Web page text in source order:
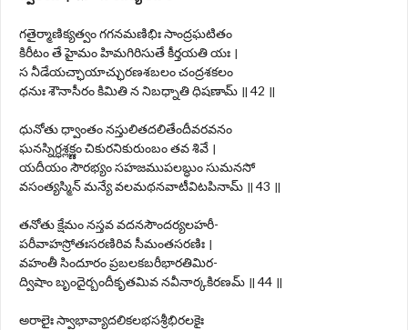
గతైర్మాణిక్యత్వం గగనమణిభిః సాంద్రఘటితం
కిరీటం తే హైమం హిమగిరిసుతే కీర్తయతి యః ।
స నీడేయచ్ఛాయాచ్ఛురణశబలం చంద్రశకలం
ధనుః శౌనాసీరం కిమితి న నిబధ్నాతి ధిషణామ్ ॥ 42 ॥
ధునోతు ధ్వాంతం నస్తులితదలితేందీవరవనం
ఘనస్నిగ్ధశ్లక్ష్ణం చికురనికురుంబం తవ శివే ।
యదీయం సౌరభ్యం సహజముపలబ్ధుం సుమనసో
వసంత్యస్మిన్ మన్యే వలమథనవాటీవిటపినామ్ ॥ 43 ॥
తనోతు క్షేమం నస్తవ వదనసౌందర్యలహరీ-
పరీవాహస్రోతఃసరణిరివ సీమంతసరణిః ।
వహంతీ సిందూరం ప్రబలకబరీభారతిమిర-
ద్విషాం బృందైర్బందీకృతమివ నవీనార్కకిరణమ్ ॥ 44 ॥
అరాలైః స్వాభావ్యాదలికలభసశ్రీభిరలకైః